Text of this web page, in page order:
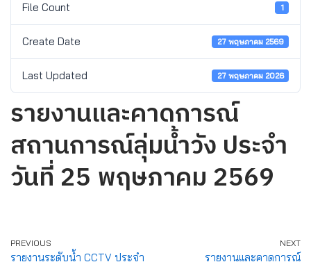
File Count 1
Create Date 27 พฤษภาคม 2569
Last Updated 27 พฤษภาคม 2026
รายงานและคาดการณ์
สถานการณ์ลุ่มน้ำวัง ประจำ
วันที่ 25 พฤษภาคม 2569
PREVIOUS
รายงานระดับน้ำ CCTV ประจำ
NEXT
รายงานและคาดการณ์